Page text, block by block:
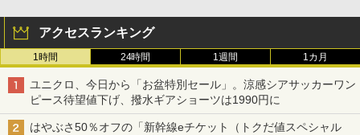
アクセスランキング
1時間 24時間 1週間 1カ月
ユニクロ、今日から「お盆特別セール」。涼感シアサッカーワン
ピース待望値下げ、撥水ギアショーツは1990円に
はやぶさ50％オフの「新幹線eチケット（トクだ値スペシャル